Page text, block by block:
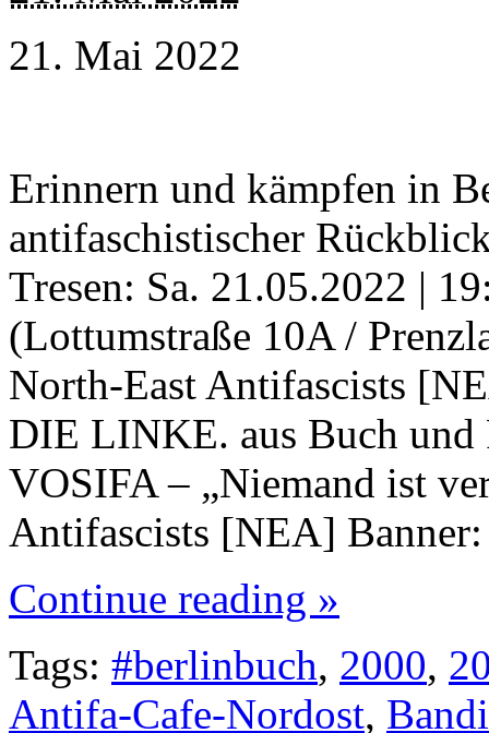
21. Mai 2022
Erinnern und kämpfen in
antifaschistischer
Tresen: Sa. 21.05.2022 |
(Lottumstraße 10A /
North-East Antifascists
DIE LINKE. aus Buch
VOSIFA – „Niemand ist
Antifascists [NEA]
Continue reading »
Tags: #berlinbuch, 2000,
Antifa-Cafe-Nordost,